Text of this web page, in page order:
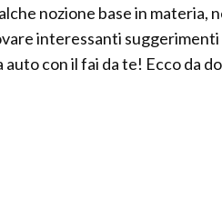
nozione base in materia,
interessanti suggerimenti
auto con il fai da te! Ecco da